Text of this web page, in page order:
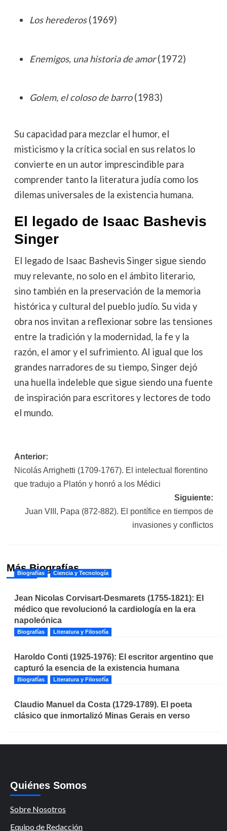
Los herederos(1969)
Enemigos, una historia de amor(1972)
Golem, el coloso de barro(1983)
Su capacidad para mezclar el humor, el
misticismo y la crítica social en sus relatos lo
convierte en un autor imprescindible para
comprender tanto la literatura judía como los
dilemas universales de la existencia humana.
El legado de Isaac Bashevis
Singer
El legado de Isaac Bashevis Singer sigue siendo
muy relevante, no solo en el ámbito literario,
sino también en la preservación de la memoria
histórica y cultural del pueblo judío. Su vida y
obra nos invitan a reflexionar sobre las tensiones
entre la tradición y la modernidad, la fe y la
razón, el amor y el sufrimiento. Al igual que los
grandes narradores de su tiempo, Singer dejó
una huella indeleble que sigue siendo una fuente
de inspiración para escritores y lectores de todo
el mundo.
Navegación
de
entradas
Anterior:
Nicolás Arrighetti (1709-1767). El intelectual florentino
que tradujo a Platón y honró a los Médici
Siguiente:
Juan VIII, Papa (872-882). El pontífice en tiempos de
invasiones y conflictos
Más Biografías
Biografías Ciencia y Tecnología
Jean Nicolas Corvisart-Desmarets (1755-1821): El
médico que revolucionó la cardiología en la era
napoleónica
Biografías Literatura y Filosofía
Haroldo Conti (1925-1976): El escritor argentino que
capturó la esencia de la existencia humana
Biografías Literatura y Filosofía
Claudio Manuel da Costa (1729-1789). El poeta
clásico que inmortalizó Minas Gerais en verso
Quiénes Somos
Sobre Nosotros
Equipo de Redacción